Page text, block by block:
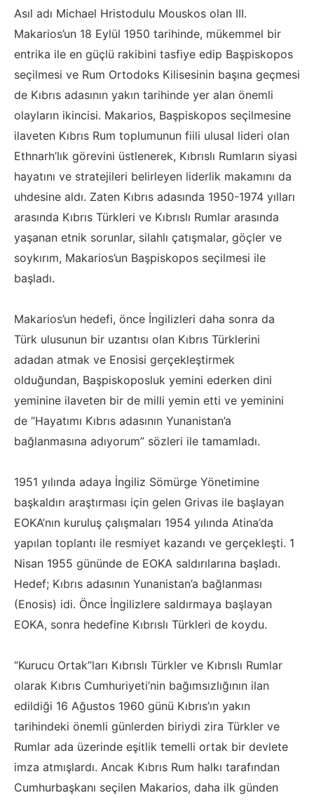
Asıl adı Michael Hristodulu Mouskos olan III.
Makarios’un 18 Eylül 1950 tarihinde, mükemmel bir
entrika ile en güçlü rakibini tasfiye edip Başpiskopos
seçilmesi ve Rum Ortodoks Kilisesinin başına geçmesi
de Kıbrıs adasının yakın tarihinde yer alan önemli
olayların ikincisi. Makarios, Başpiskopos seçilmesine
ilaveten Kıbrıs Rum toplumunun fiili ulusal lideri olan
Ethnarh’lık görevini üstlenerek, Kıbrıslı Rumların siyasi
hayatını ve stratejileri belirleyen liderlik makamını da
uhdesine aldı. Zaten Kıbrıs adasında 1950-1974 yılları
arasında Kıbrıs Türkleri ve Kıbrıslı Rumlar arasında
yaşanan etnik sorunlar, silahlı çatışmalar, göçler ve
soykırım, Makarios’un Başpiskopos seçilmesi ile
başladı.
Makarios’un hedefi, önce İngilizleri daha sonra da
Türk ulusunun bir uzantısı olan Kıbrıs Türklerini
adadan atmak ve Enosisi gerçekleştirmek
olduğundan, Başpiskoposluk yemini ederken dini
yeminine ilaveten bir de milli yemin etti ve yeminini
de “Hayatımı Kıbrıs adasının Yunanistan’a
bağlanmasına adıyorum” sözleri ile tamamladı.
1951 yılında adaya İngiliz Sömürge Yönetimine
başkaldırı araştırması için gelen Grivas ile başlayan
EOKA’nın kuruluş çalışmaları 1954 yılında Atina’da
yapılan toplantı ile resmiyet kazandı ve gerçekleşti. 1
Nisan 1955 gününde de EOKA saldırılarına başladı.
Hedef; Kıbrıs adasının Yunanistan’a bağlanması
(Enosis) idi. Önce İngilizlere saldırmaya başlayan
EOKA, sonra hedefine Kıbrıslı Türkleri de koydu.
“Kurucu Ortak”ları Kıbrıslı Türkler ve Kıbrıslı Rumlar
olarak Kıbrıs Cumhuriyeti’nin bağımsızlığının ilan
edildiği 16 Ağustos 1960 günü Kıbrıs’ın yakın
tarihindeki önemli günlerden biriydi zira Türkler ve
Rumlar ada üzerinde eşitlik temelli ortak bir devlete
imza atmışlardı. Ancak Kıbrıs Rum halkı tarafından
Cumhurbaşkanı seçilen Makarios, daha ilk günden